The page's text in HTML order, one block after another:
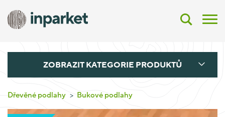
ZOBRAZIT KATEGORIE PRODUKTŮ
Dřevěné podlahy Bukové podlahy